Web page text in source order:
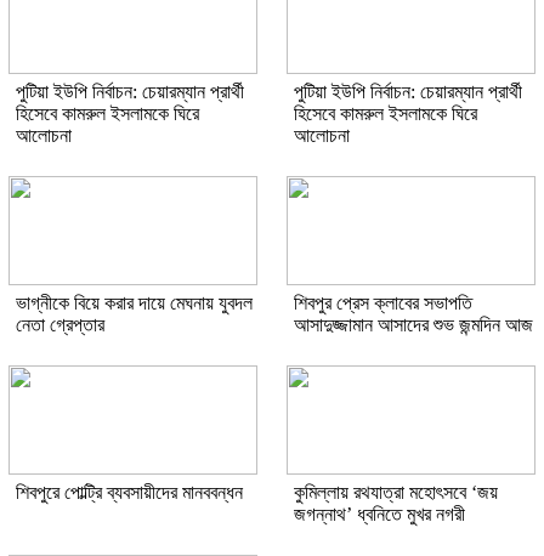
পুটিয়া ইউপি নির্বাচন: চেয়ারম্যান প্রার্থী
হিসেবে কামরুল ইসলামকে ঘিরে
আলোচনা
পুটিয়া ইউপি নির্বাচন: চেয়ারম্যান প্রার্থী
হিসেবে কামরুল ইসলামকে ঘিরে
আলোচনা
ভাগ্নীকে বিয়ে করার দায়ে মেঘনায় যুবদল
নেতা গ্রেপ্তার
শিবপুর প্রেস ক্লাবের সভাপতি
আসাদুজ্জামান আসাদের শুভ জন্মদিন আজ
শিবপুরে পোল্ট্রি ব্যবসায়ীদের মানববন্ধন
কুমিল্লায় রথযাত্রা মহোৎসবে ‘জয়
জগন্নাথ’ ধ্বনিতে মুখর নগরী